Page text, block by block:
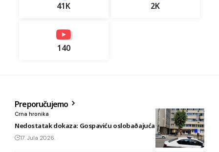
41K 2K
140
Preporučujemo
Crna hronika
Nedostatak dokaza: Gospaviću oslobaðajuća presuda
17. Jula 2026.